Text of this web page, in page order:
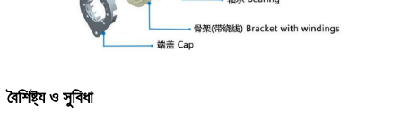
বৈশিষ্ট্য ও সুবিধা